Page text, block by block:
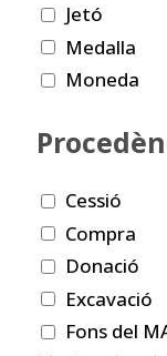
Jetó
Medalla
Moneda
Cessió
Compra
Donació
Excavació
Fons del